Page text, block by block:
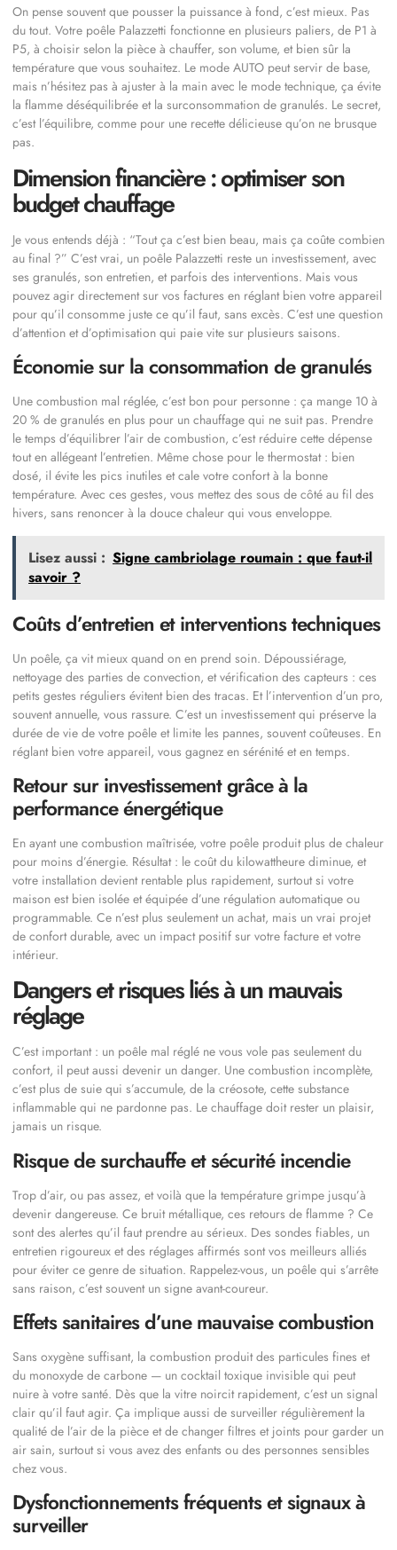
On pense souvent que pousser la puissance à fond, c’est mieux. Pas
du tout. Votre poêle Palazzetti fonctionne en plusieurs paliers, de P1 à
P5, à choisir selon la pièce à chauffer, son volume, et bien sûr la
température que vous souhaitez. Le mode AUTO peut servir de base,
mais n’hésitez pas à ajuster à la main avec le mode technique, ça évite
la flamme déséquilibrée et la surconsommation de granulés. Le secret,
c’est l’équilibre, comme pour une recette délicieuse qu’on ne brusque
pas.
Dimension financière : optimiser son
budget chauffage
Je vous entends déjà : “Tout ça c’est bien beau, mais ça coûte combien
au final ?” C’est vrai, un poêle Palazzetti reste un investissement, avec
ses granulés, son entretien, et parfois des interventions. Mais vous
pouvez agir directement sur vos factures en réglant bien votre appareil
pour qu’il consomme juste ce qu’il faut, sans excès. C’est une question
d’attention et d’optimisation qui paie vite sur plusieurs saisons.
Économie sur la consommation de granulés
Une combustion mal réglée, c’est bon pour personne : ça mange 10 à
20 % de granulés en plus pour un chauffage qui ne suit pas. Prendre
le temps d’équilibrer l’air de combustion, c’est réduire cette dépense
tout en allégeant l’entretien. Même chose pour le thermostat : bien
dosé, il évite les pics inutiles et cale votre confort à la bonne
température. Avec ces gestes, vous mettez des sous de côté au fil des
hivers, sans renoncer à la douce chaleur qui vous enveloppe.
Lisez aussi : Signe cambriolage roumain : que faut-il
savoir ?
Coûts d’entretien et interventions techniques
Un poêle, ça vit mieux quand on en prend soin. Dépoussiérage,
nettoyage des parties de convection, et vérification des capteurs : ces
petits gestes réguliers évitent bien des tracas. Et l’intervention d’un pro,
souvent annuelle, vous rassure. C’est un investissement qui préserve la
durée de vie de votre poêle et limite les pannes, souvent coûteuses. En
réglant bien votre appareil, vous gagnez en sérénité et en temps.
Retour sur investissement grâce à la
performance énergétique
En ayant une combustion maîtrisée, votre poêle produit plus de chaleur
pour moins d’énergie. Résultat : le coût du kilowattheure diminue, et
votre installation devient rentable plus rapidement, surtout si votre
maison est bien isolée et équipée d’une régulation automatique ou
programmable. Ce n’est plus seulement un achat, mais un vrai projet
de confort durable, avec un impact positif sur votre facture et votre
intérieur.
Dangers et risques liés à un mauvais
réglage
C’est important : un poêle mal réglé ne vous vole pas seulement du
confort, il peut aussi devenir un danger. Une combustion incomplète,
c’est plus de suie qui s’accumule, de la créosote, cette substance
inflammable qui ne pardonne pas. Le chauffage doit rester un plaisir,
jamais un risque.
Risque de surchauffe et sécurité incendie
Trop d’air, ou pas assez, et voilà que la température grimpe jusqu’à
devenir dangereuse. Ce bruit métallique, ces retours de flamme ? Ce
sont des alertes qu’il faut prendre au sérieux. Des sondes fiables, un
entretien rigoureux et des réglages affirmés sont vos meilleurs alliés
pour éviter ce genre de situation. Rappelez-vous, un poêle qui s’arrête
sans raison, c’est souvent un signe avant-coureur.
Effets sanitaires d’une mauvaise combustion
Sans oxygène suffisant, la combustion produit des particules fines et
du monoxyde de carbone — un cocktail toxique invisible qui peut
nuire à votre santé. Dès que la vitre noircit rapidement, c’est un signal
clair qu’il faut agir. Ça implique aussi de surveiller régulièrement la
qualité de l’air de la pièce et de changer filtres et joints pour garder un
air sain, surtout si vous avez des enfants ou des personnes sensibles
chez vous.
Dysfonctionnements fréquents et signaux à
surveiller